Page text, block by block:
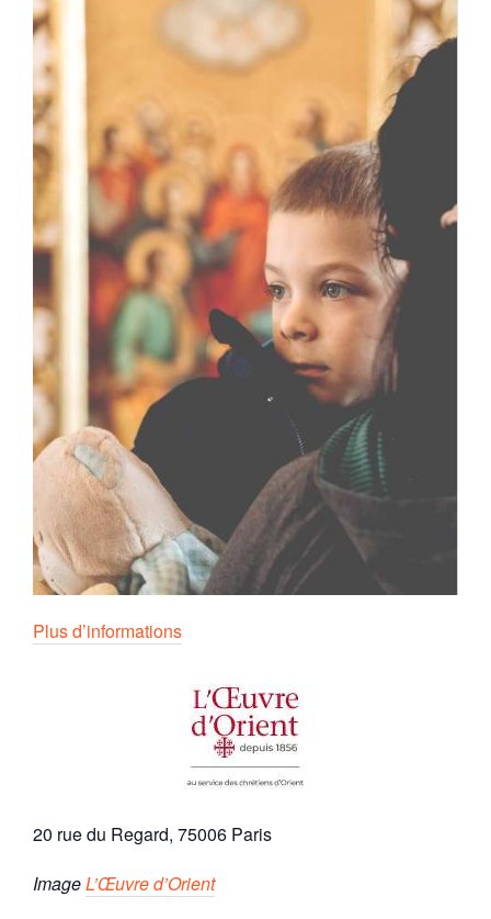
Plus d’informations
20 rue du Regard, 75006 Paris
ImageL’Œuvre d’Orient